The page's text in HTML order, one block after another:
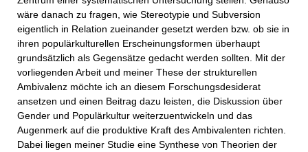
wäre danach zu fragen, wie Stereotypie und Subversion
eigentlich in Relation zueinander gesetzt werden bzw. ob sie in
ihren populärkulturellen Erscheinungsformen überhaupt
grundsätzlich als Gegensätze gedacht werden sollten. Mit der
vorliegenden Arbeit und meiner These der strukturellen
Ambivalenz möchte ich an diesem Forschungsdesiderat
ansetzen und einen Beitrag dazu leisten, die Diskussion über
Gender und Populärkultur weiterzuentwickeln und das
Augenmerk auf die produktive Kraft des Ambivalenten richten.
Dabei liegen meiner Studie eine Synthese von Theorien der